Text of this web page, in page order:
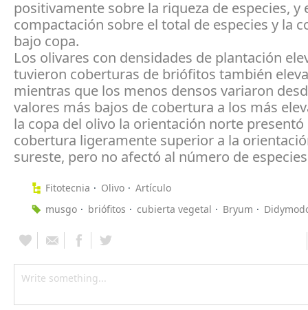
positivamente sobre la riqueza de especies, y
compactación sobre el total de especies y la
bajo copa.
Los olivares con densidades de plantación
tuvieron coberturas de briófitos también
mientras que los menos densos variaron
valores más bajos de cobertura a los más
la copa del olivo la orientación norte presentó
cobertura ligeramente superior a la
sureste, pero no afectó al número de
Fitotecnia Olivo
Artículo
musgo
briófitos cubierta vegetal Bryum